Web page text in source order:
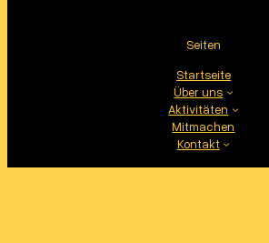
Seiten
Startseite
Über uns
Aktivitäten
Mitmachen
Kontakt